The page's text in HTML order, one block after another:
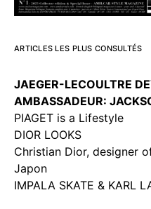
ARTICLES LES PLUS CONSULTÉS
JAEGER-LECOULTRE
AMBASSADEUR:
PIAGET is a Lifestyle
DIOR LOOKS
Christian Dior, designer
Japon
IMPALA SKATE & KARL